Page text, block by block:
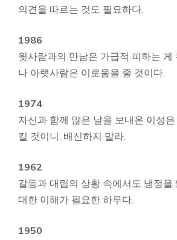
의견을 따르는 것도 필요하다.
1986
윗사람과의 만남은 가급적 피하는 게
나 아랫사람은 이로움을 줄 것이다.
1974
자신과 함께 많은 날을 보내온 이성
킬 것이니, 배신하지 말라.
1962
갈등과 대립의 상황 속에서도 냉정을
대한 이해가 필요한 하루다.
1950